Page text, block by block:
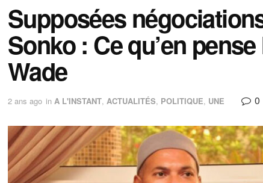
Supposées
Sonko : Ce qu’en
Wade
2 ans ago in A L'INSTANT, ACTUALITÉS, POLITIQUE, UNE 0